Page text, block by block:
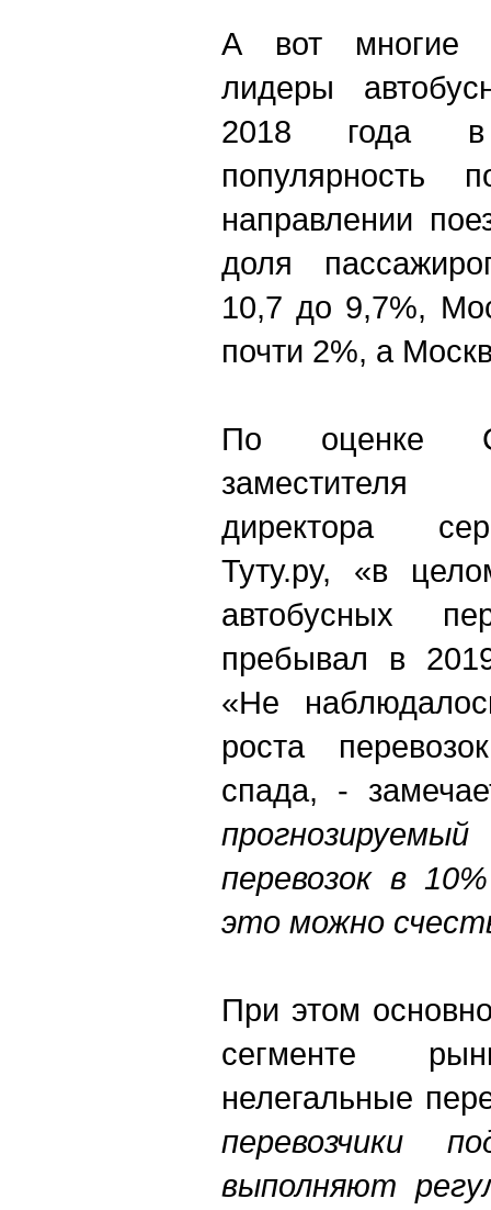
А вот многие
лидеры
2018 года
популярность
направлении
доля
10,7 до 9,7%,
почти 2%, а
По оценке
заместителя
директора
Туту.ру, «в
автобусных
пребывал в
«Не
роста
спада, -
перевозок в
это можно
При этом
сегменте
нелегальные
перевозчики
выполняют